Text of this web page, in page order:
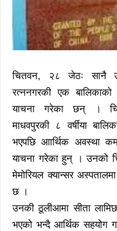
चितवन, २८ जेठः सानै
रत्ननगरकी एक बालिकाको
याचना गरेका छन् ।
माधवपुरकी ८ वर्षीया
भएपछि आार्थिक अवस्था
याचना गरेका हुन् । उनको
मेमोरियल क्यान्सर
छ ।
उनकी ठूलीआमा सीता
भएको भन्दै आर्थिक सहयोग